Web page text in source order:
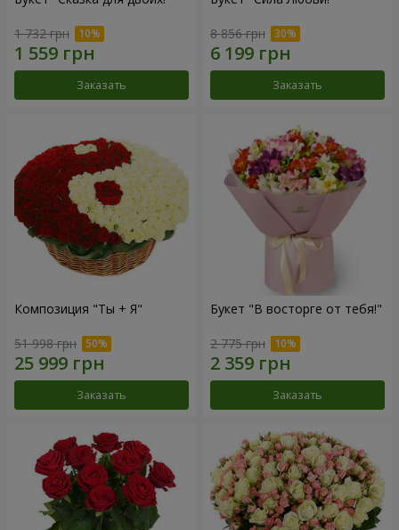
1 732 грн
Заказать
8 856 грн
Заказать
Композиция "Ты + Я"
51 998 грн
Заказать
Букет "В восторге от тебя!"
2 775 грн
Заказать